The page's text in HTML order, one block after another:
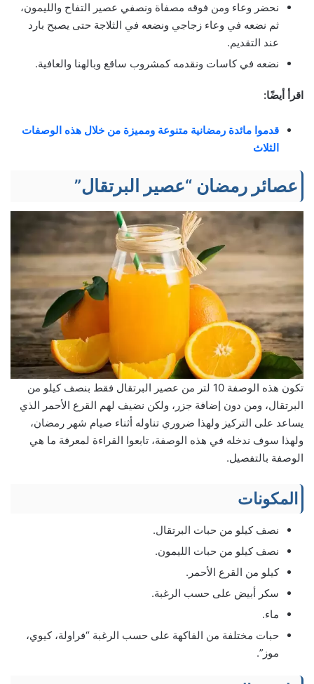
نحضر وعاء ومن فوقه مصفاة ونصفي عصير التفاح والليمون،
ثم نضعه في وعاء زجاجي ونضعه في الثلاجة حتى يصبح بارد
عند التقديم.
نضعه في كاسات ونقدمه كمشروب ساقع وبالهنا والعافية.
اقرأ أيضًا:
قدموا مائدة رمضانية متنوعة ومميزة من خلال هذه الوصفات
الثلاث
عصائر رمضان “عصير البرتقال”
تكون هذه الوصفة 10 لتر من عصير البرتقال فقط بنصف كيلو من
البرتقال، ومن دون إضافة جزر، ولكن نضيف لهم القرع الأحمر الذي
يساعد على التركيز ولهذا ضروري تناوله أثناء صيام شهر رمضان،
ولهذا سوف ندخله في هذه الوصفة، تابعوا القراءة لمعرفة ما هي
الوصفة بالتفصيل.
المكونات
نصف كيلو من حبات البرتقال.
نصف كيلو من حبات الليمون.
كيلو من القرع الأحمر.
سكر أبيض على حسب الرغبة.
ماء.
حبات مختلفة من الفاكهة على حسب الرغبة “فراولة، كيوي،
موز”.